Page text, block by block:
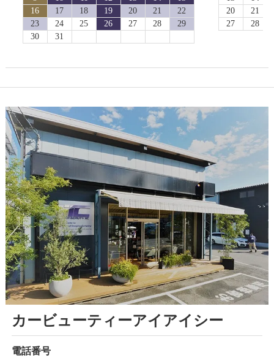
16
17 18 19 20 21
22
23
24 25 26 27 28
29
30
31
20
21
27
28
カービューティーアイアイシー
電話番号